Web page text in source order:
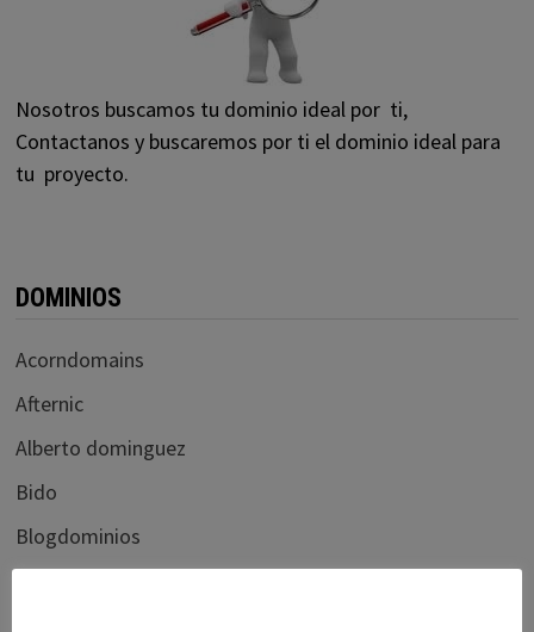
Nosotros buscamos tu dominio ideal por ti,
Contactanos y buscaremos por ti el dominio ideal para
tu proyecto.
DOMINIOS
Acorndomains
Afternic
Alberto dominguez
Bido
Blogdominios